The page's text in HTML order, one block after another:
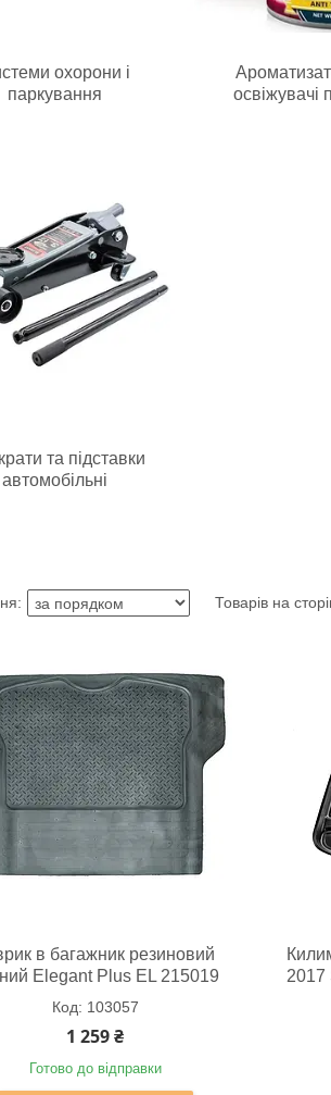
охорони і
паркування
освіжувачі
та підставки
автомобільні
в багажник резиновий
Elegant Plus EL 215019
103057
1 259 ₴
Готово до відправки
2017